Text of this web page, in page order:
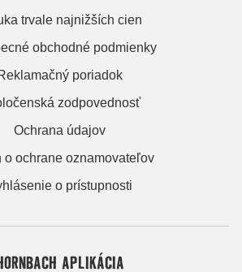
trvale najnižších cien
obchodné podmienky
poriadok
zodpovednosť
Ochrana údajov
o ochrane oznamovateľov
o prístupnosti
APLIKÁCIA